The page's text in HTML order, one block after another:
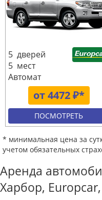
от 4472 ₽*
5 дверей
5 мест
Автомат
ПОСМОТРЕТЬ
* минимальная цена за
учетом обязательных
Аренда
Харбор,